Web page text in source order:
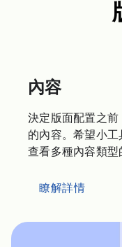
內容
決定版面配置之
的內容。希望小
查看多種內容類型
瞭解詳情